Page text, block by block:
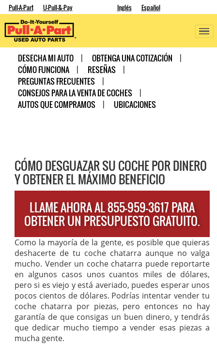
Pull-A-Part U-Pull-&-Pay Inglés Español
DESECHA MI AUTO
OBTENGA UNA COTIZACIÓN
CÓMO FUNCIONA
RESEÑAS
PREGUNTAS FRECUENTES
CONSEJOS PARA LA VENTA DE COCHES
AUTOS QUE COMPRAMOS
UBICACIONES
CÓMO DESGUAZAR SU COCHE POR DINERO
Y OBTENER EL MÁXIMO BENEFICIO
LLAME AHORA AL 855-959-3617 PARA
OBTENER UN PRESUPUESTO GRATUITO.
Como la mayoría de la gente, es posible que quieras
deshacerte de tu coche chatarra aunque no valga
mucho. Vender un coche chatarra puede reportarte
en algunos casos unos cuantos miles de dólares,
pero si es viejo y está averiado, puedes esperar unos
pocos cientos de dólares. Podrías intentar vender tu
coche chatarra por piezas, pero entonces no hay
garantía de que consigas un buen dinero, y tendrás
que dedicar mucho tiempo a vender esas piezas a
mucha gente.